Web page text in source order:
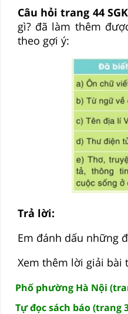
Câu hỏi trang 44
gì? đã làm thêm
theo gợi ý:
Trả lời:
Em đánh dấu những
Xem thêm lời giải bài
Phố phường Hà Nội
Tự đọc sách báo (trang